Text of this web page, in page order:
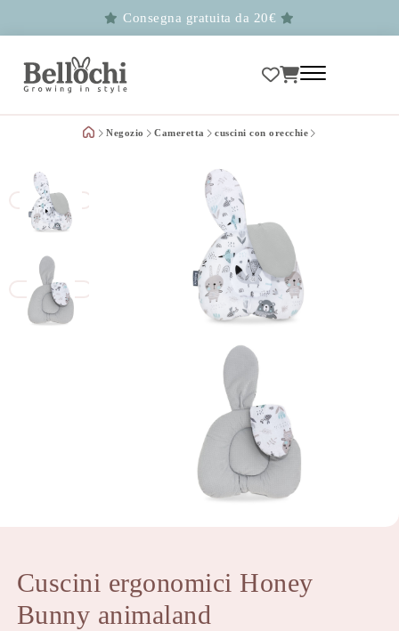
Consegna gratuita da 20€
Negozio Cameretta cuscini con orecchie
Cuscini ergonomici Honey
Bunny animaland